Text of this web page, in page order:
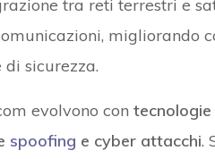
tra reti terrestri e
migliorando
di sicurezza.
evolvono con
spoofing e cyber attacchi.